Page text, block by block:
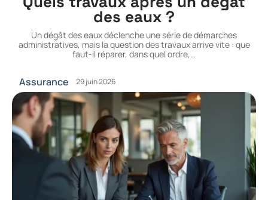
des eaux ?
Un dégât des eaux déclenche une série de démarches
administratives, mais la question des travaux arrive vite : que
faut-il réparer, dans quel ordre,…
Assurance 29 juin 2026